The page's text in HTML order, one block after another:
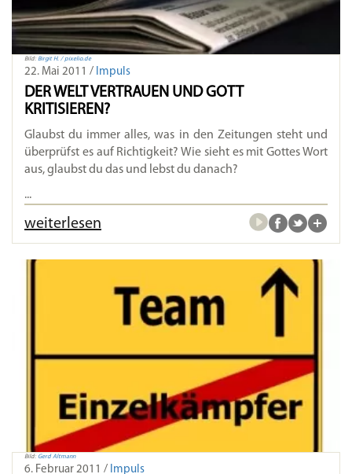
Bild: Birgit H. / pixelio.de
22. Mai 2011 / Impuls
DER WELT VERTRAUEN UND GOTT
KRITISIEREN?
Glaubst du immer alles, was in den Zeitungen steht und
überprüfst es auf Richtigkeit? Wie sieht es mit Gottes Wort
aus, glaubst du das und lebst du danach?
...
weiterlesen
Bild: Gerd Altmann
6. Februar 2011 / Impuls